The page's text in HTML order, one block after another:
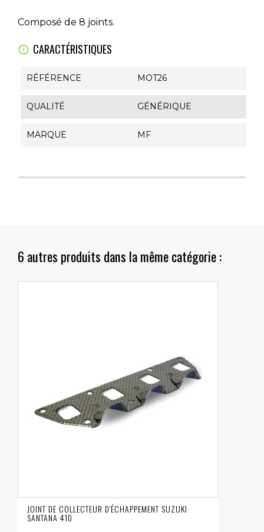
Composé de 8 joints.
CARACTÉRISTIQUES
RÉFÉRENCE MOT26
QUALITÉ GÉNÉRIQUE
MARQUE MF
6 autres produits dans la même catégorie :
JOINT DE COLLECTEUR D'ÉCHAPPEMENT SUZUKI
SANTANA 410